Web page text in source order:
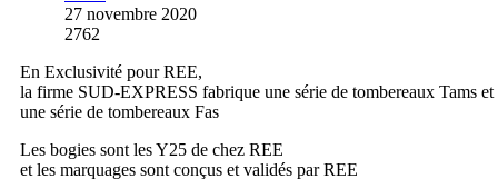
27 novembre 2020
2762
En Exclusivité pour REE,
la firme SUD-EXPRESS fabrique une série de tombereaux Tams et
une série de tombereaux Fas
Les bogies sont les Y25 de chez REE
et les marquages sont conçus et validés par REE